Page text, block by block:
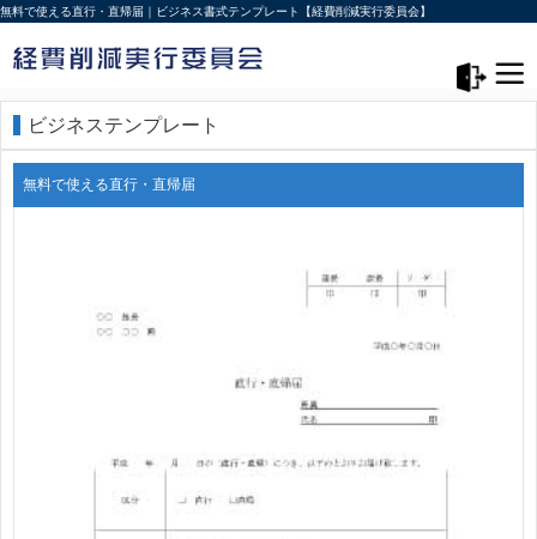
無料で使える直行・直帰届｜ビジネス書式テンプレート【経費削減実行委員会】
ビジネステンプレート
無料で使える直行・直帰届